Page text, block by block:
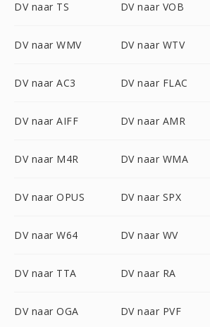
DV naar TS DV naar VOB
DV naar WMV DV naar WTV
DV naar AC3 DV naar FLAC
DV naar AIFF DV naar AMR
DV naar M4R DV naar WMA
DV naar OPUS DV naar SPX
DV naar W64 DV naar WV
DV naar TTA DV naar RA
DV naar OGA DV naar PVF